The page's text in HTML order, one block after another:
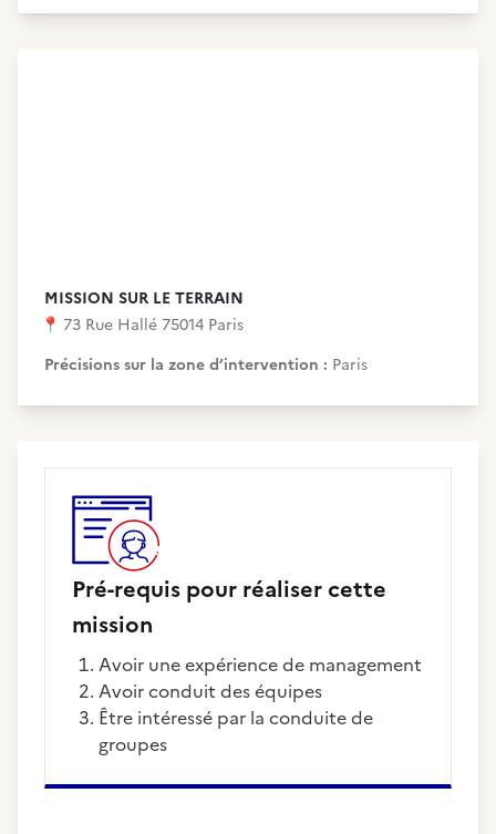
MISSION SUR LE TERRAIN
📍 73 Rue Hallé 75014 Paris
Précisions sur la zone d’intervention : Paris
Pré-requis pour réaliser cette
mission
Avoir une expérience de management
Avoir conduit des équipes
Être intéressé par la conduite de
groupes